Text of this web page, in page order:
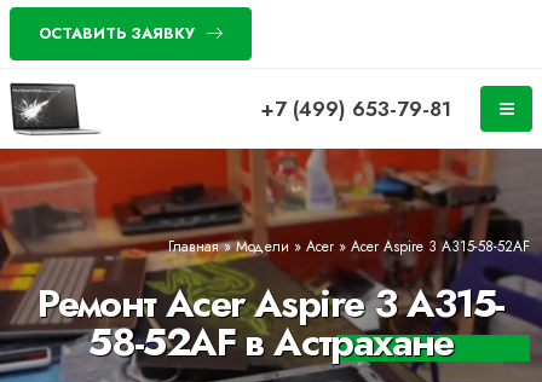
ОСТАВИТЬ ЗАЯВКУ
+7 (499) 653-79-81
Главная»Модели » Acer » Acer Aspire 3 A315-58-52AF
Ремонт Acer Aspire 3 A315-
58-52AF в Астрахане